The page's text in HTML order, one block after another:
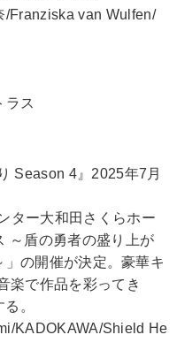
/Franziska van Wulfen/
ラス
Season 4』2025年7月
ター大和田さくらホー
～盾の勇者の盛り上が
の開催が決定。豪華キ
楽で作品を彩ってき
。
KADOKAWA/Shield He